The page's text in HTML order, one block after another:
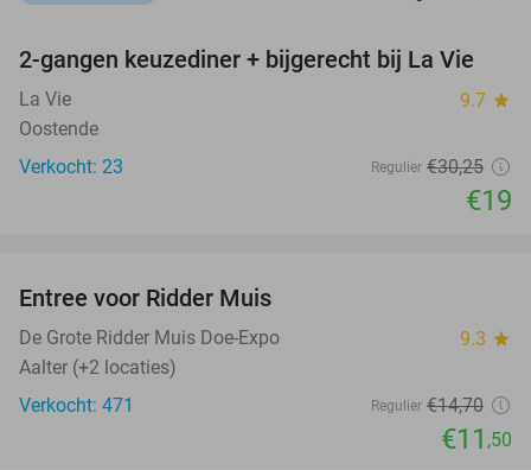
37%
NEW
TODAY
2-gangen keuzediner + bijgerecht bij La Vie
La Vie 9.7 star
Oostende
Verkocht: 23
Regulier €30,25
€19
Entree voor Ridder Muis
De Grote Ridder Muis Doe-Expo 9.3 star
Aalter (+2 locaties)
Verkocht: 471
Regulier €14,70
€11 ,50